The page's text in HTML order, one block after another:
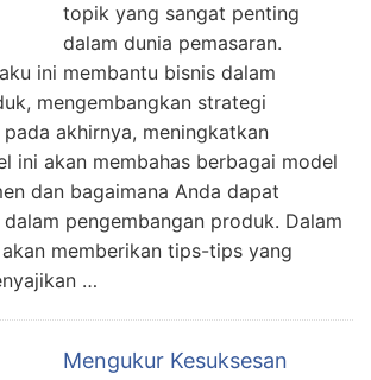
topik yang sangat penting
dalam dunia pemasaran.
ini membantu bisnis dalam
mengembangkan strategi
pada akhirnya, meningkatkan
ini akan membahas berbagai model
dan bagaimana Anda dapat
pengembangan produk. Dalam
memberikan tips-tips yang
…
Mengukur Kesuksesan